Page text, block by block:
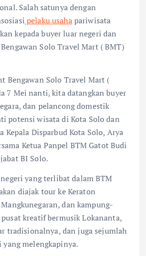
Salah satunya dengan
pelaku usahapariwisata
kepada buyer luar negeri dan
Solo Travel Mart ( BMT)
Bengawan Solo Travel Mart (
7 Mei nanti, kita datangkan buyer
dan pelancong domestik
potensi wisata di Kota Solo dan
Kepala Disparbud Kota Solo, Arya
Ketua Panpel BTM Gatot Budi
BI Solo.
yang terlibat dalam BTM
diajak tour ke Keraton
dan kampung-
kreatif bermusik Lokananta,
tradisionalnya, dan juga sejumlah
melengkapinya.